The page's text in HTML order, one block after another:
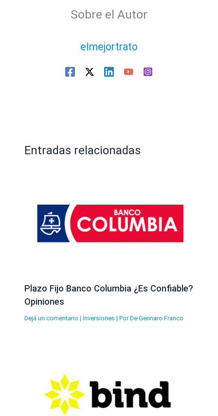
Sobre el Autor
elmejortrato
Entradas relacionadas
Plazo Fijo Banco Columbia ¿Es Confiable?
Opiniones
Dejá un comentario | Inversiones | Por De Gennaro Franco